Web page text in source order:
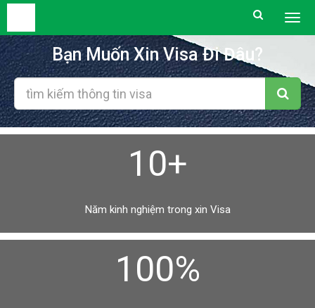
Bạn Muốn Xin Visa Đi Đâu?
10+
Năm kinh nghiệm trong xin Visa
100%